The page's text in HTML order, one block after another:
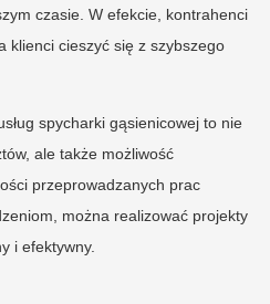
czasie. W efekcie, kontrahenci
klienci cieszyć się z szybszego
spycharki gąsienicowej to nie
ale także możliwość
przeprowadzanych prac
można realizować projekty
i efektywny.